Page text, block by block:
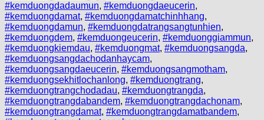
#kemduongdadaumun, #kemduongdaeucerin,
#kemduongdamat, #kemduongdamatchinhhang,
#kemduongdamun, #kemduongdatrangsangtunhien,
#kemduongdem, #kemduongeucerin, #kemduonggiammun,
#kemduongkiemdau, #kemduongmat, #kemduongsangda,
#kemduongsangdachodanhaycam,
#kemduongsangdaeucerin, #kemduongsangmotham,
#kemduongsekhitlochanlong, #kemduongtrang,
#kemduongtrangchodadau, #kemduongtrangda,
#kemduongtrangdabandem, #kemduongtrangdachonam,
#kemduongtrangdamat, #kemduongtrangdamatbandem,